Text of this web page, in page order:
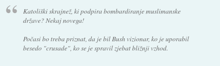
Katoliški skrajnež, ki podpira bombardiranje muslimanske
države? Nekaj novega!
Počasi bo treba priznat, da je bil Bush vizionar, ko je uporabil
besedo "crusade", ko se je spravil zjebat bližnji vzhod.